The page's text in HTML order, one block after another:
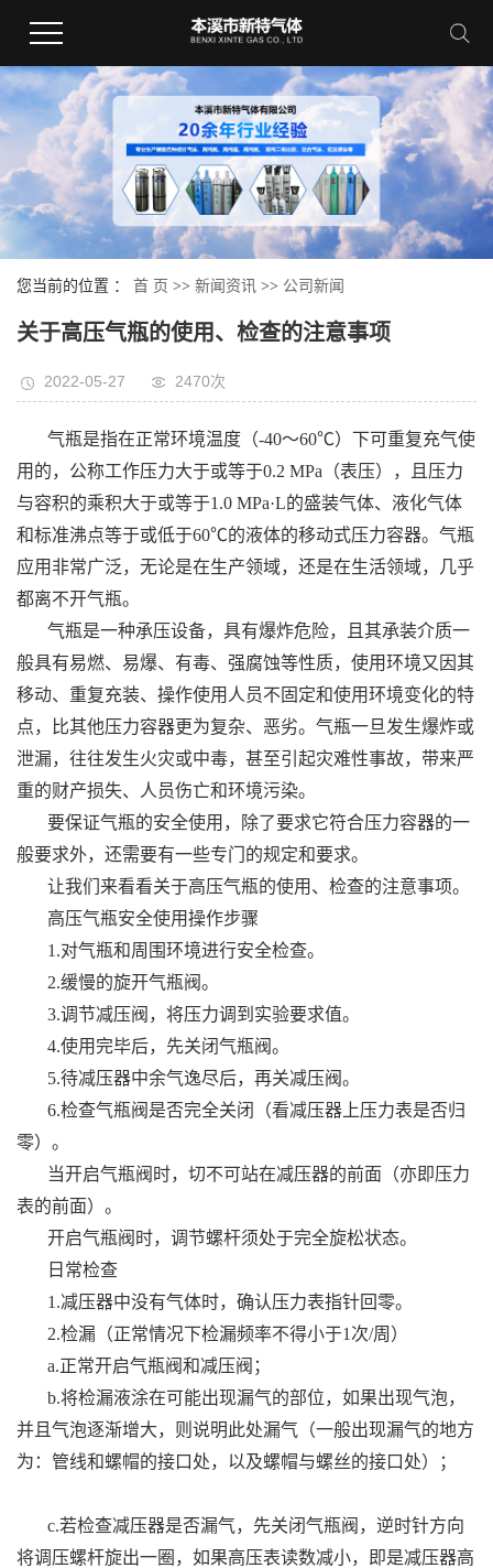
您当前的位置 ： 首 页 >> 新闻资讯 >> 公司新闻
关于高压气瓶的使用、检查的注意事项
2022-05-27 2470次
气瓶是指在正常环境温度（-40～60℃）下可重复充气使
用的，公称工作压力大于或等于0.2 MPa（表压），且压力
与容积的乘积大于或等于1.0 MPa·L的盛装气体、液化气体
和标准沸点等于或低于60℃的液体的移动式压力容器。气瓶
应用非常广泛，无论是在生产领域，还是在生活领域，几乎
都离不开气瓶。
气瓶是一种承压设备，具有爆炸危险，且其承装介质一
般具有易燃、易爆、有毒、强腐蚀等性质，使用环境又因其
移动、重复充装、操作使用人员不固定和使用环境变化的特
点，比其他压力容器更为复杂、恶劣。气瓶一旦发生爆炸或
泄漏，往往发生火灾或中毒，甚至引起灾难性事故，带来严
重的财产损失、人员伤亡和环境污染。
要保证气瓶的安全使用，除了要求它符合压力容器的一
般要求外，还需要有一些专门的规定和要求。
让我们来看看关于高压气瓶的使用、检查的注意事项。
高压气瓶安全使用操作步骤
1.对气瓶和周围环境进行安全检查。
2.缓慢的旋开气瓶阀。
3.调节减压阀，将压力调到实验要求值。
4.使用完毕后，先关闭气瓶阀。
5.待减压器中余气逸尽后，再关减压阀。
6.检查气瓶阀是否完全关闭（看减压器上压力表是否归
零）。
当开启气瓶阀时，切不可站在减压器的前面（亦即压力
表的前面）。
开启气瓶阀时，调节螺杆须处于完全旋松状态。
日常检查
1.减压器中没有气体时，确认压力表指针回零。
2.检漏（正常情况下检漏频率不得小于1次/周）
a.正常开启气瓶阀和减压阀；
b.将检漏液涂在可能出现漏气的部位，如果出现气泡，
并且气泡逐渐增大，则说明此处漏气（一般出现漏气的地方
为：管线和螺帽的接口处，以及螺帽与螺丝的接口处）；
c.若检查减压器是否漏气，先关闭气瓶阀，逆时针方向
将调压螺杆旋出一圈，如果高压表读数减小，即是减压器高